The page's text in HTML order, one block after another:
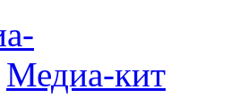
Медиа-кит